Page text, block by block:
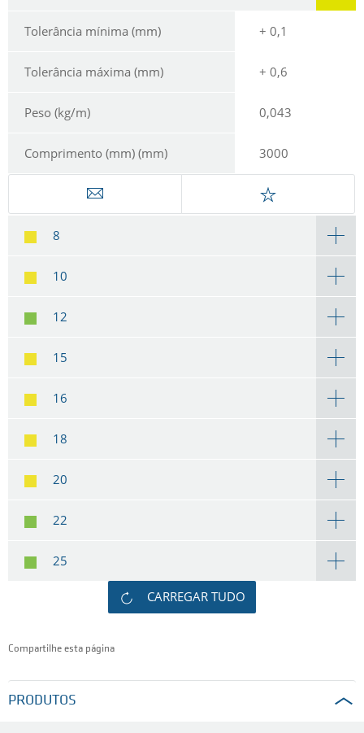
Tolerância mínima (mm) + 0,1
Tolerância máxima (mm) + 0,6
Peso (kg/m) 0,043
Comprimento (mm) (mm) 3000
8
10
12
15
16
18
20
22
25
CARREGAR TUDO
Compartilhe esta página
PRODUTOS